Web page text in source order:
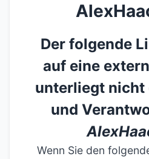
Der folgende
auf eine
unterliegt
und
Wenn Sie den